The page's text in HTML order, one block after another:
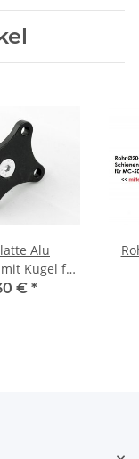
Alu
Kugel für
GARMIN
€ *